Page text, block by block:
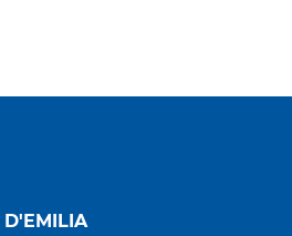
D'EMILIA